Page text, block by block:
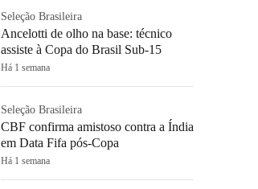
Seleção Brasileira
Ancelotti de olho na base: técnico
assiste à Copa do Brasil Sub-15
Há 1 semana
Seleção Brasileira
CBF confirma amistoso contra a Índia
em Data Fifa pós-Copa
Há 1 semana